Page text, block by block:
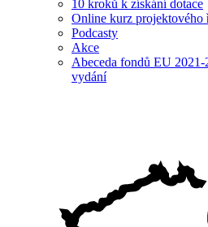
10 kroků k získání dotace
Online kurz projektového
Podcasty
Akce
Abeceda fondů EU
vydání